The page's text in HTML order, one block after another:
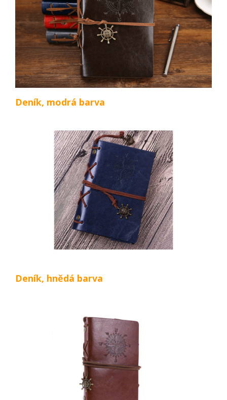
Deník, modrá barva
Deník, hnědá barva